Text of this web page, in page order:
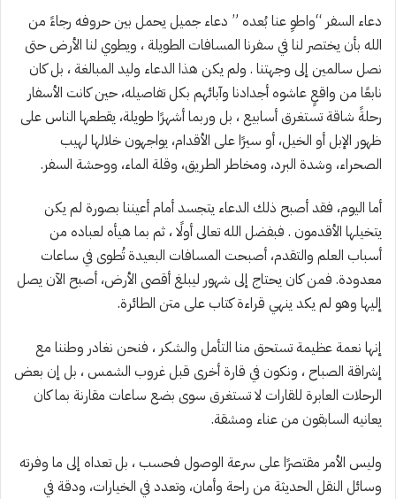
دعاء السفر “واطوِ عنا بُعده ” دعاء جميل يحمل بين حروفه رجاءً من
الله بأن يختصر لنا في سفرنا المسافات الطويلة ، ويطوي لنا الأرض حتى
نصل سالمين إلى وجهتنا . ولم يكن هذا الدعاء وليد المبالغة ، بل كان
نابعًا من واقعٍ عاشوه أجدادنا وآبائهم بكل تفاصيله، حين كانت الأسفار
رحلةً شاقة تستغرق أسابيع ، بل وربما أشهرًا طويلة، يقطعها الناس على
ظهور الإبل أو الخيل، أو سيرًا على الأقدام، يواجهون خلالها لهيب
الصحراء، وشدة البرد، ومخاطر الطريق، وقلة الماء، ووحشة السفر.
أما اليوم، فقد أصبح ذلك الدعاء يتجسد أمام أعيننا بصورة لم يكن
يتخيلها الأقدمون . فبفضل الله تعالى أولًا ، ثم بما هيأه لعباده من
أسباب العلم والتقدم، أصبحت المسافات البعيدة تُطوى في ساعات
معدودة. فمن كان يحتاج إلى شهور ليبلغ أقصى الأرض، أصبح الآن يصل
إليها وهو لم يكد ينهي قراءة كتاب على متن الطائرة.
إنها نعمة عظيمة تستحق منا التأمل والشكر ، فنحن نغادر وطننا مع
إشراقة الصباح ، ونكون في قارة أخرى قبل غروب الشمس ، بل إن بعض
الرحلات العابرة للقارات لا تستغرق سوى بضع ساعات مقارنة بما كان
يعانيه السابقون من عناء ومشقة.
وليس الأمر مقتصرًا على سرعة الوصول فحسب ، بل تعداه إلى ما وفرته
وسائل النقل الحديثة من راحة وأمان، وتعدد في الخيارات، ودقة في